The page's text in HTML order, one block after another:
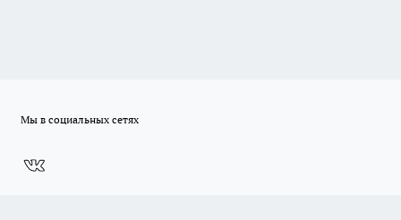
Мы в социальных сетях